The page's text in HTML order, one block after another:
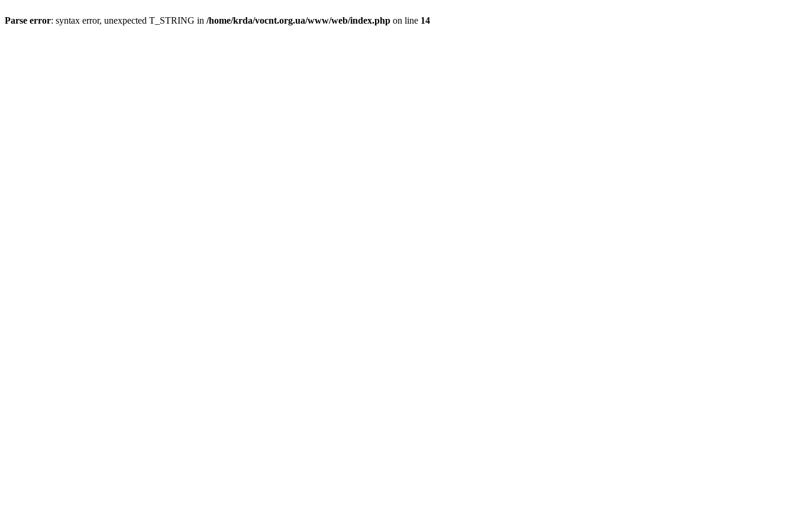
Parse error: syntax error, unexpected T_STRING in /home/krda/vocnt.org.ua/www/web/index.php on line 14